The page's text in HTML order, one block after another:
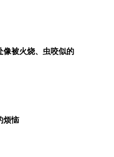
像被火烧、虫咬似的
烦恼